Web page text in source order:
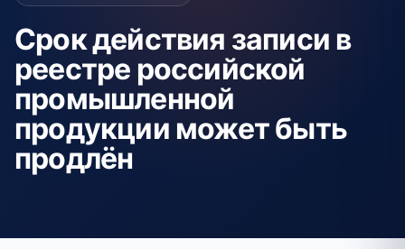
Срок действия записи в
реестре российской
промышленной
продукции может быть
продлён